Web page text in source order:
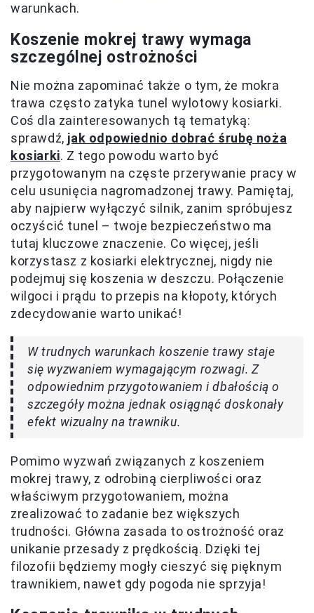
warunkach.
Koszenie mokrej trawy wymaga
szczególnej ostrożności
Nie można zapominać także o tym, że mokra
trawa często zatyka tunel wylotowy kosiarki.
Coś dla zainteresowanych tą tematyką:
sprawdź, jak odpowiednio dobrać śrubę noża
kosiarki. Z tego powodu warto być
przygotowanym na częste przerywanie pracy w
celu usunięcia nagromadzonej trawy. Pamiętaj,
aby najpierw wyłączyć silnik, zanim spróbujesz
oczyścić tunel – twoje bezpieczeństwo ma
tutaj kluczowe znaczenie. Co więcej, jeśli
korzystasz z kosiarki elektrycznej, nigdy nie
podejmuj się koszenia w deszczu. Połączenie
wilgoci i prądu to przepis na kłopoty, których
zdecydowanie warto unikać!
W trudnych warunkach koszenie trawy staje
się wyzwaniem wymagającym rozwagi. Z
odpowiednim przygotowaniem i dbałością o
szczegóły można jednak osiągnąć doskonały
efekt wizualny na trawniku.
Pomimo wyzwań związanych z koszeniem
mokrej trawy, z odrobiną cierpliwości oraz
właściwym przygotowaniem, można
zrealizować to zadanie bez większych
trudności. Główna zasada to ostrożność oraz
unikanie przesady z prędkością. Dzięki tej
filozofii będziemy mogły cieszyć się pięknym
trawnikiem, nawet gdy pogoda nie sprzyja!